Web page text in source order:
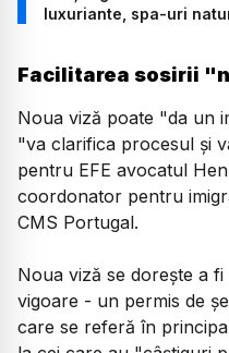
luxuriante, spa-uri
Facilitarea sosirii
Noua viză poate "da un
"va clarifica procesul şi
pentru EFE avocatul
coordonator pentru
CMS Portugal.
Noua viză se doreşte a
vigoare - un permis de
care se referă în